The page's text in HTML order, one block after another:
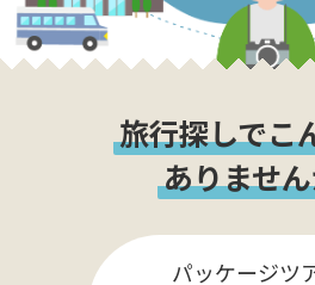
旅行探しでこ
ありませ
パッケージツ